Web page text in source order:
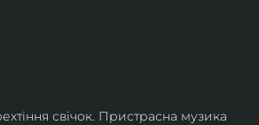
свічок. Пристрасна музика